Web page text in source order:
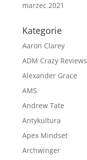
marzec 2021
Kategorie
Aaron Clarey
ADM Crazy Reviews
Alexander Grace
AMS
Andrew Tate
Antykultura
Apex Mindset
Archwinger